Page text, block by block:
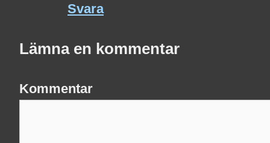
Svara
Lämna en kommentar
Kommentar